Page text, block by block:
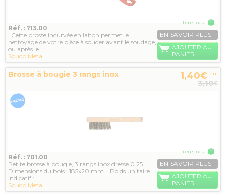
Réf. : 713.00
Cette brosse incurvée en laiton permet le
nettoyage de votre pièce à souder avant le soudage,
ou après le...
Soudo Metal
1 en stock
EN SAVOIR PLUS
AJOUTER AU
PANIER
Brosse à bougie 3 rangs inox 1,40€ TTC
3,10€
Réf. : 701.00
Petite brosse à bougie, 3 rangs inox dresse 0.25.
Dimensions du bois : 185x20 mm. Poids unitaire
indicatif :...
Soudo Metal
4 en stock
EN SAVOIR PLUS
AJOUTER AU
PANIER